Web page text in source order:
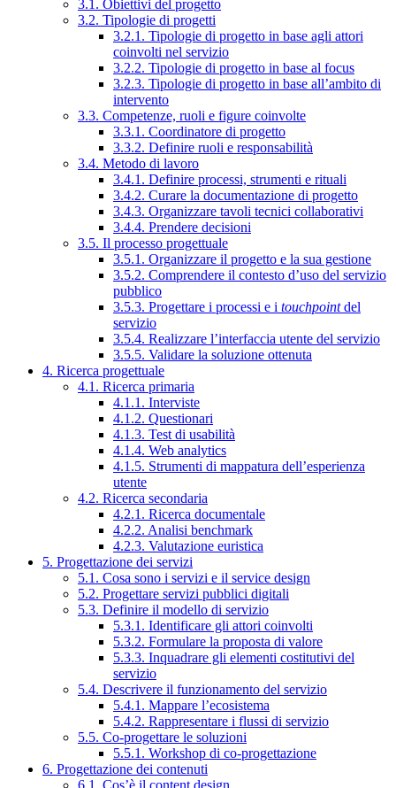
3.1. Obiettivi del progetto
3.2. Tipologie di progetti
3.2.1. Tipologie di progetto in base agli attori
coinvolti nel servizio
3.2.2. Tipologie di progetto in base al focus
3.2.3. Tipologie di progetto in base all’ambito di
intervento
3.3. Competenze, ruoli e figure coinvolte
3.3.1. Coordinatore di progetto
3.3.2. Definire ruoli e responsabilità
3.4. Metodo di lavoro
3.4.1. Definire processi, strumenti e rituali
3.4.2. Curare la documentazione di progetto
3.4.3. Organizzare tavoli tecnici collaborativi
3.4.4. Prendere decisioni
3.5. Il processo progettuale
3.5.1. Organizzare il progetto e la sua gestione
3.5.2. Comprendere il contesto d’uso del servizio
pubblico
3.5.3. Progettare i processi e i touchpointdel
servizio
3.5.4. Realizzare l’interfaccia utente del servizio
3.5.5. Validare la soluzione ottenuta
4. Ricerca progettuale
4.1. Ricerca primaria
4.1.1. Interviste
4.1.2. Questionari
4.1.3. Test di usabilità
4.1.4. Web analytics
4.1.5. Strumenti di mappatura dell’esperienza
utente
4.2. Ricerca secondaria
4.2.1. Ricerca documentale
4.2.2. Analisi benchmark
4.2.3. Valutazione euristica
5. Progettazione dei servizi
5.1. Cosa sono i servizi e il service design
5.2. Progettare servizi pubblici digitali
5.3. Definire il modello di servizio
5.3.1. Identificare gli attori coinvolti
5.3.2. Formulare la proposta di valore
5.3.3. Inquadrare gli elementi costitutivi del
servizio
5.4. Descrivere il funzionamento del servizio
5.4.1. Mappare l’ecosistema
5.4.2. Rappresentare i flussi di servizio
5.5. Co-progettare le soluzioni
5.5.1. Workshop di co-progettazione
6. Progettazione dei contenuti
6.1. Cos’è il content design